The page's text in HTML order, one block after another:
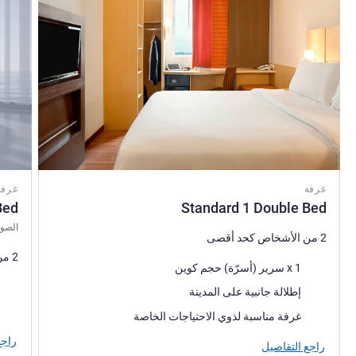
explore the city. We are looking forward to welcoming you
to ibis Bandung Pasteur!
إدارة الفندق Resylia Mutshernar
غرفة
Standard 1 Double Bed
2 من الأشخاص كحد أقصى
فرش السرير
1 x سرير (أسرّة) حجم كوين
المناظر:إطلالة جانبية على المدينة
غرفة مناسبة لذوي الاحتياجات الخاصة
راجع التفاصيل
2 من الأشخاص كحد أقصى